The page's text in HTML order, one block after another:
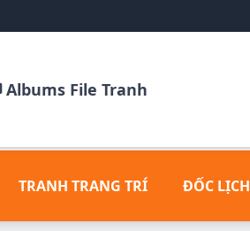
Albums File Tranh
TRANH TRANG TRÍ ĐỐC LỊCH